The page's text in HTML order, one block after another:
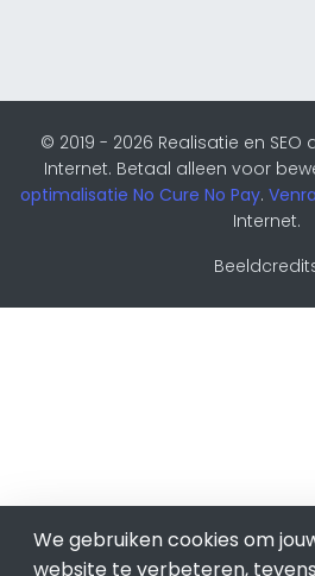
© 2019 - 2026 Realisatie en SEO
Internet. Betaal alleen voor
optimalisatie No Cure No Pay.
Internet.
We gebruiken cookies om
website te verbeteren,